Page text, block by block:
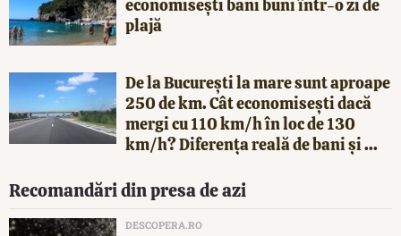
economisești bani buni într-o zi de
plajă
De la București la mare sunt aproape
250 de km. Cât economisești dacă
mergi cu 110 km/h în loc de 130
km/h? Diferența reală de bani și ...
Recomandări din presa de azi
DESCOPERA.RO